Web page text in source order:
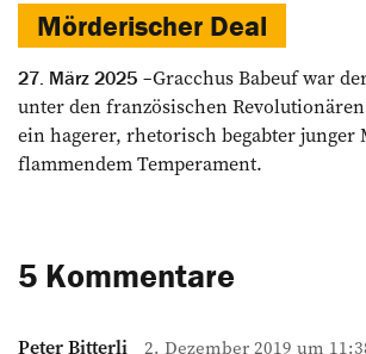
Mörderischer Deal
27. März 2025
Gracchus Babeuf war
unter den französischen
ein hagerer, rhetorisch begabter junger
flammendem Temperament.
5 Kommentare
Peter Bitterli 2. Dezember 2019 um